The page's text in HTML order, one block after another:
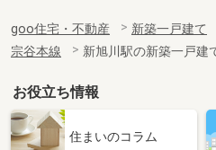
goo住宅・不動産 新築一戸建て
宗谷本線
新旭川駅の新築一戸建
お役立ち情報
住まいのコラム